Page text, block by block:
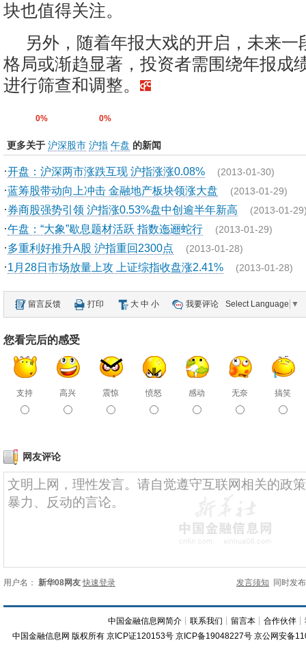
块也值得关注。
另外，随着年报大戏的开启，未来一
格局或渐趋显著，投资者需围绕年报成
进行筛查和调整。
0% 0%
更多关于 沪深股市 沪指 午盘 的新闻
·开盘：沪深两市涨跌互现 沪指涨涨0.08% (2013-01-30)
·蓝筹股带动向上冲击 金融地产板块领涨大盘 (2013-01-29)
·券商股强势引领 沪指涨0.53%盘中创逾半年新高 (2013-01-
·午盘：“大象”歇息题材活跃 指数迤逦蛇行 (2013-01-29)
·多重利好推升A股 沪指重回2300点 (2013-01-28)
·1月28日市场放量上攻 上证综指收盘涨2.41% (2013-01-28)
留言反馈 打印 大 中 小 我要评论 Select Language ▼
您看完后的感受
支持 高兴 震惊 愤怒 感动 无奈 搞笑
网友评论
用户名： 新华08网友 快速登录 发言须知 同时发
中国金融信息网简介 ┊联系我们 ┊ 留言本 ┊合作伙伴 ┊
中国金融信息网 版权所有 京ICP证120153号 京ICP备19048227号 京公网安备